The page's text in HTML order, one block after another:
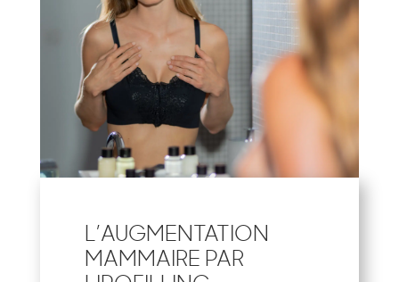
L’AUGMENTATION
MAMMAIRE PAR